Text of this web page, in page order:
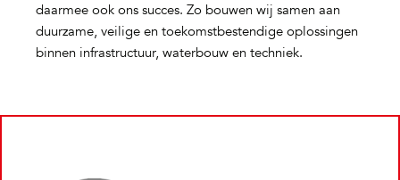
daarmee ook ons succes. Zo bouwen wij samen aan
duurzame, veilige en toekomstbestendige oplossingen
binnen infrastructuur, waterbouw en techniek.